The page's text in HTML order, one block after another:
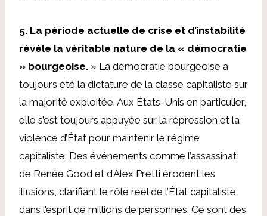
5. La période actuelle de crise et d’instabilité
révèle la véritable nature de la « démocratie
» bourgeoise. » La démocratie bourgeoise a
toujours été la dictature de la classe capitaliste sur
la majorité exploitée. Aux États-Unis en particulier,
elle s’est toujours appuyée sur la répression et la
violence d’État pour maintenir le régime
capitaliste. Des événements comme l’assassinat
de Renée Good et d’Alex Pretti érodent les
illusions, clarifiant le rôle réel de l’État capitaliste
dans l’esprit de millions de personnes. Ce sont des